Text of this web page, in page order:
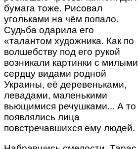
бумага тоже. Рисовал
угольками на чём попало.
Судьба одарила его
«талантом художника. Как по
волшебству под его рукой
возникали картинки с милыми
сердцу видами родной
Украины, её деревеньками,
левадами, маленькими
вьющимися речушками... А то
появлялись лица
повстречавшихся ему людей.